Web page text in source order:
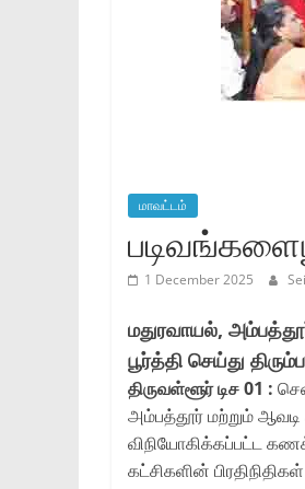
மாவட்டம்
1 December 2025
மதுரவாயல்,
பூர்த்தி செய்து
திருவள்ளூர் டிச 01 :
அம்பத்தூர் மற்றும்
விநியோகிக்கப்பட்ட
கட்சிகளின்